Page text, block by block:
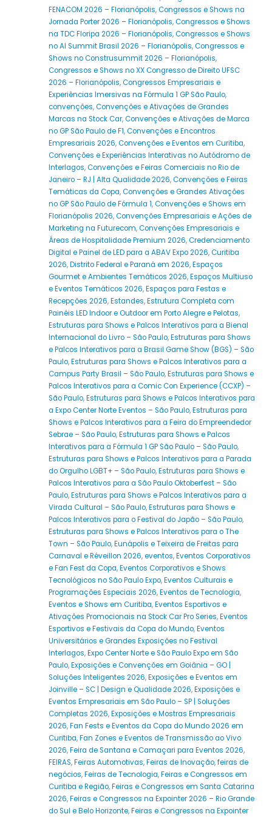
FENACOM 2026 – Florianópolis,Congressos e Shows na
Jornada Porter 2026 – Florianópolis,Congressos e Shows
na TDC Floripa 2026 – Florianópolis,Congressos e Shows
no AI Summit Brasil 2026 – Florianópolis,Congressos e
Shows no Construsummit 2026 – Florianópolis,
Congressos e Shows no XX Congresso de Direito UFSC
2026 – Florianópolis,Congressos Empresariais e
Experiências Imersivas na Fórmula 1 GP São Paulo,
convenções,Convenções e Ativações de Grandes
Marcas na Stock Car,Convenções e Ativações de Marca
no GP São Paulo de F1,Convenções e Encontros
Empresariais 2026,Convenções e Eventos em Curitiba,
Convenções e Experiências Interativas no Autódromo de
Interlagos,Convenções e Feiras Comerciais no Rio de
Janeiro – RJ | Alta Qualidade 2026,Convenções e Feiras
Temáticas da Copa,Convenções e Grandes Ativações
no GP São Paulo de Fórmula 1,Convenções e Shows em
Florianópolis 2026,Convenções Empresariais e Ações de
Marketing na Futurecom,Convenções Empresariais e
Áreas de Hospitalidade Premium 2026,Credenciamento
Digital e Painel de LED para a ABAV Expo 2026,Curitiba
2026,Distrito Federal e Paraná em 2026,Espaços
Gourmet e Ambientes Temáticos 2026,Espaços Multiuso
e Eventos Temáticos 2026,Espaços para Festas e
Recepções 2026,Estandes,Estrutura Completa com
Painéis LED Indoor e Outdoor em Porto Alegre e Pelotas,
Estruturas para Shows e Palcos Interativos para a Bienal
Internacional do Livro – São Paulo,Estruturas para Shows
e Palcos Interativos para a Brasil Game Show (BGS) – São
Paulo,Estruturas para Shows e Palcos Interativos para a
Campus Party Brasil – São Paulo,Estruturas para Shows e
Palcos Interativos para a Comic Con Experience (CCXP) –
São Paulo,Estruturas para Shows e Palcos Interativos para
a Expo Center Norte Eventos – São Paulo,Estruturas para
Shows e Palcos Interativos para a Feira do Empreendedor
Sebrae – São Paulo,Estruturas para Shows e Palcos
Interativos para a Fórmula 1 GP São Paulo – São Paulo,
Estruturas para Shows e Palcos Interativos para a Parada
do Orgulho LGBT+ – São Paulo,Estruturas para Shows e
Palcos Interativos para a São Paulo Oktoberfest – São
Paulo,Estruturas para Shows e Palcos Interativos para a
Virada Cultural – São Paulo,Estruturas para Shows e
Palcos Interativos para o Festival do Japão – São Paulo,
Estruturas para Shows e Palcos Interativos para o The
Town – São Paulo,Eunápolis e Teixeira de Freitas para
Carnaval e Réveillon 2026,eventos,Eventos Corporativos
e Fan Fest da Copa,Eventos Corporativos e Shows
Tecnológicos no São Paulo Expo,Eventos Culturais e
Programações Especiais 2026,Eventos de Tecnologia,
Eventos e Shows em Curitiba,Eventos Esportivos e
Ativações Promocionais na Stock Car Pro Series,Eventos
Esportivos e Festivais da Copa do Mundo,Eventos
Universitários e Grandes Exposições no Festival
Interlagos,Expo Center Norte e São Paulo Expo em São
Paulo,Exposições e Convenções em Goiânia – GO |
Soluções Inteligentes 2026,Exposições e Eventos em
Joinville – SC | Design e Qualidade 2026,Exposições e
Eventos Empresariais em São Paulo – SP | Soluções
Completas 2026,Exposições e Mostras Empresariais
2026,Fan Fests e Eventos da Copa do Mundo 2026 em
Curitiba,Fan Zones e Eventos de Transmissão ao Vivo
2026,Feira de Santana e Camaçari para Eventos 2026,
FEIRAS,Feiras Automotivas,Feiras de Inovação,feiras de
negócios,Feiras de Tecnologia,Feiras e Congressos em
Curitiba e Região,Feiras e Congressos em Santa Catarina
2026,Feiras e Congressos na Expointer 2026 – Rio Grande
do Sul e Belo Horizonte,Feiras e Congressos na Expointer